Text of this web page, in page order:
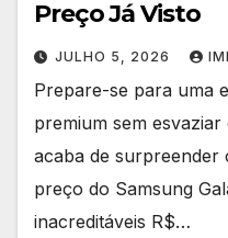
Preço Já Visto
JULHO 5, 2026
Prepare-se para uma
premium sem
acaba de
preço do Samsung
inacreditáveis R$…